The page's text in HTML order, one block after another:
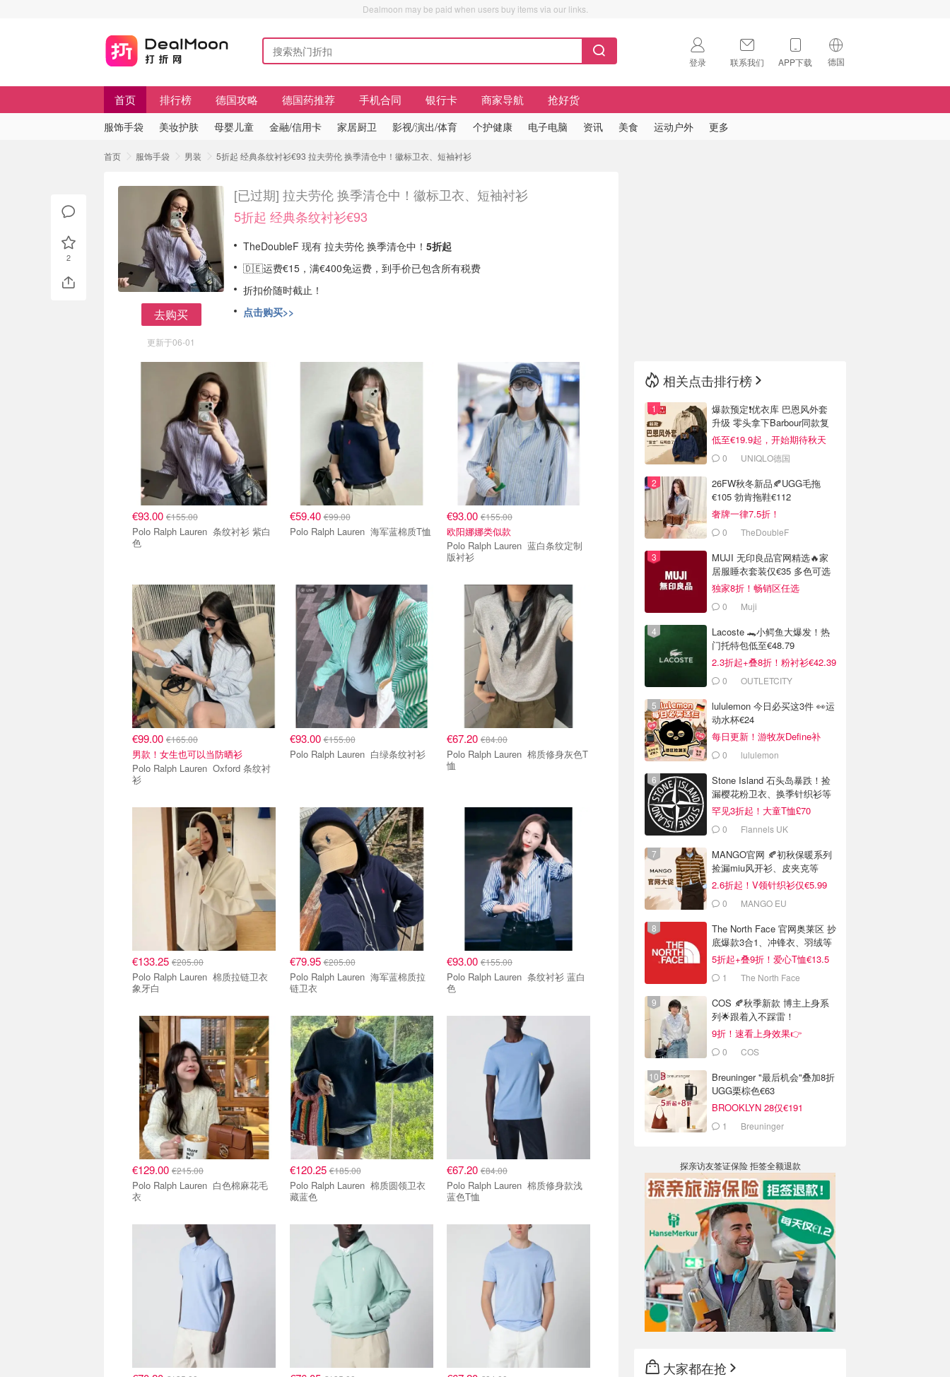
Dealmoon may be paid when users buy items via our links.
登录 联系我们 APP下载 德国
🇺🇸
首页 排行榜 德国攻略 德国药推荐 手机合同 银行卡 商家导航 抢好货
服饰手袋 美妆护肤 母婴儿童 金融/信用卡 家居厨卫 影视/演出/体育 个护健康 电子电脑 资讯 美食 运动户外 更多
首页 服饰手袋 男装 5折起 经典条纹衬衫€93 拉夫劳伦 换季清仓中！徽标卫衣、短袖衬衫
去购买
更新于06-01
[已过期] 拉夫劳伦 换季清仓中！徽标卫衣、短袖衬衫
5折起 经典条纹衬衫€93
TheDoubleF 现有 拉夫劳伦 换季清仓中！ 5折起
🇩🇪运费€15，满€400免运费，到手价已包含所有税费
折扣价随时截止！
点击购买>>
€93.00 €155.00
Polo Ralph Lauren 条纹衬衫 紫白
色
€59.40€99.00
Polo Ralph Lauren 海军蓝棉质T恤
€93.00 €155.00
欧阳娜娜类似款
Polo Ralph Lauren 蓝白条纹定制
版衬衫
€99.00 €165.00
男款！女生也可以当防晒衫
Polo Ralph Lauren Oxford 条纹衬
衫
€93.00€155.00
Polo Ralph Lauren 白绿条纹衬衫
€67.20 €84.00
Polo Ralph Lauren 棉质修身灰色T
恤
€133.25 €205.00
Polo Ralph Lauren 棉质拉链卫衣
象牙白
€79.95€205.00
Polo Ralph Lauren 海军蓝棉质拉
链卫衣
€93.00 €155.00
Polo Ralph Lauren 条纹衬衫 蓝白
色
€129.00 €215.00
Polo Ralph Lauren 白色棉麻花毛
衣
€120.25€185.00
Polo Ralph Lauren 棉质圆领卫衣
藏蓝色
€67.20 €84.00
Polo Ralph Lauren 棉质修身款浅
蓝色T恤
2
相关点击排行榜
爆款预定❗️优衣库 巴恩风外套
升级 零头拿下Barbour同款复
古腔
低至€19.9起，开始期待秋天
0 UNIQLO德国
26FW秋冬新品🍂UGG毛拖
€105 勃肯拖鞋€112
奢牌一律7.5折！
0 TheDoubleF
MUJI 无印良品官网精选🔥家
居服睡衣套装仅€35 多色可选
独家8折！畅销区任选
0 Muji
Lacoste 🐊小鳄鱼大爆发！热
门托特包低至€48.79
2.3折起+叠8折！粉衬衫€42.39
0
OUTLETCITY
lululemon 今日必买这3件 👀运
动水杯€24
每日更新！游牧灰Define补
货！0 lululemon
Stone Island 石头岛暴跌！捡
漏樱花粉卫衣、换季针织衫等
罕见3折起！大童T恤£70
0 Flannels UK
MANGO官网 🍂初秋保暖系列
捡漏miu风开衫、皮夹克等
2.6折起！V领针织衫仅€5.99
0 MANGO EU
The North Face 官网奥莱区 抄
底爆款3合1、冲锋衣、羽绒等
5折起+叠9折！爱心T恤€13.5
1 The North Face
COS 🍂秋季新款 博主上身系
列🌟跟着入不踩雷！
9折！速看上身效果👉
0 COS
Breuninger "最后机会"叠加8折
UGG栗棕色€63
BROOKLYN 28仅€191
1 Breuninger
探亲访友签证保险 拒签全额退款
大家都在抢